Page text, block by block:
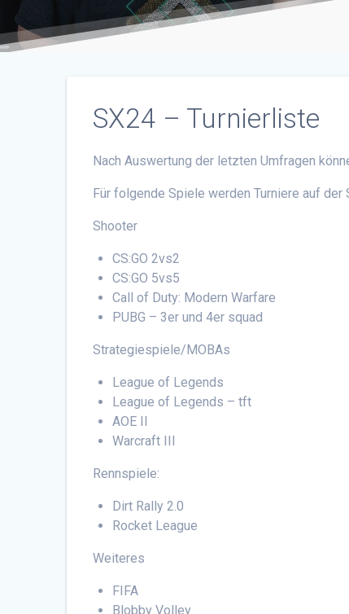
SX24 – Turnierliste
Nach Auswertung der letzten Umfragen
Für folgende Spiele werden Turniere auf der
Shooter
CS:GO 2vs2
CS:GO 5vs5
Call of Duty: Modern Warfare
PUBG – 3er und 4er squad
Strategiespiele/MOBAs
League of Legends
League of Legends – tft
AOE II
Warcraft III
Rennspiele:
Dirt Rally 2.0
Rocket League
Weiteres
FIFA
Blobby Volley